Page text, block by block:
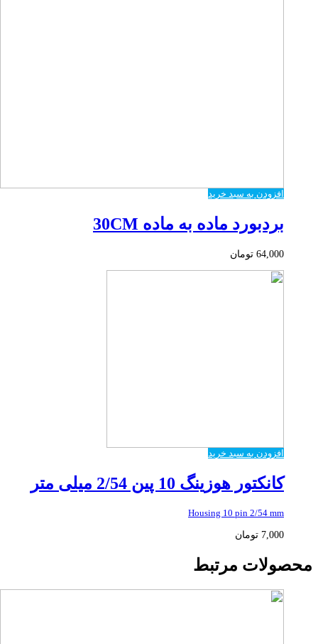
افزودن به سبد خرید
بردبورد ماده به ماده 30CM
64,000 تومان
افزودن به سبد خرید
کانکتور هوزینگ 10 پین 2/54 میلی متر
Housing 10 pin 2/54 mm
7,000 تومان
محصولات مرتبط